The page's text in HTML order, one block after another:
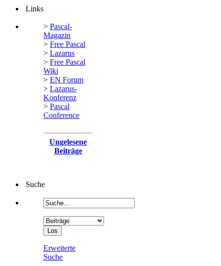
Links
> Pascal-
Magazin
> Free Pascal
> Lazarus
> Free Pascal
Wiki
> EN Forum
> Lazarus-
Konferenz
> Pascal
Conference
Ungelesene
Beiträge
Suche
Erweiterte
Suche